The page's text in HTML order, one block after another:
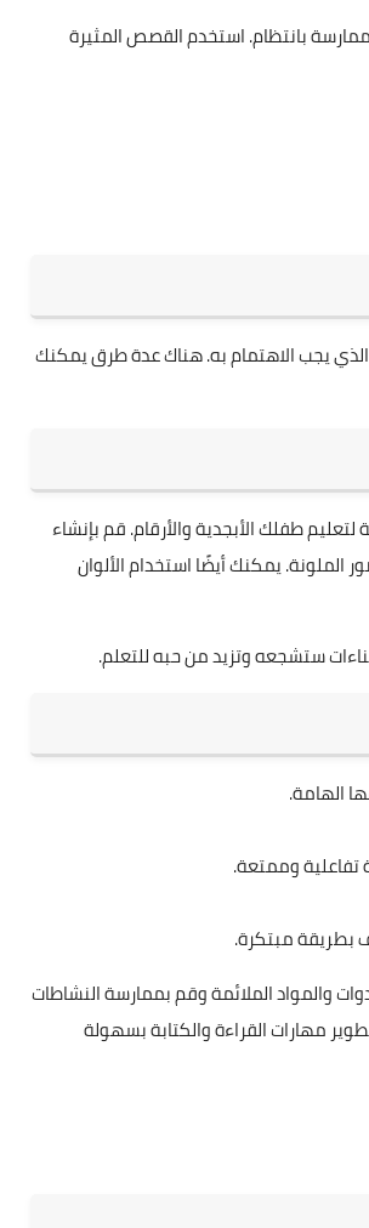
بانتظام. استخدم القصص المثيرة
الذي يجب الاهتمام به. هناك عدة طرق يمكنك
طفلك الأبجدية والأرقام. قم بإنشاء
الملونة. يمكنك أيضًا استخدام الألوان
ستشجعه وتزيد من حبه للتعلم.
الهامة.
تفاعلية وممتعة.
بطريقة مبتكرة.
والمواد الملائمة وقم بممارسة النشاطات
مهارات القراءة والكتابة بسهولة